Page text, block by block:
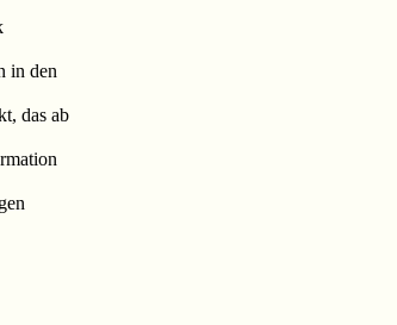
in den
das ab